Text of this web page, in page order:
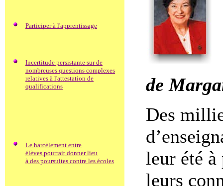
Participer à l'apprentissage
Incertitude persistante sur de
nombreuses questions complexes
relatives à l'attestation de
qualifications
Le harcèlement entre
élèves pourrait donner lieu
à des poursuites contre les écoles
de
Des
leur été à
leurs